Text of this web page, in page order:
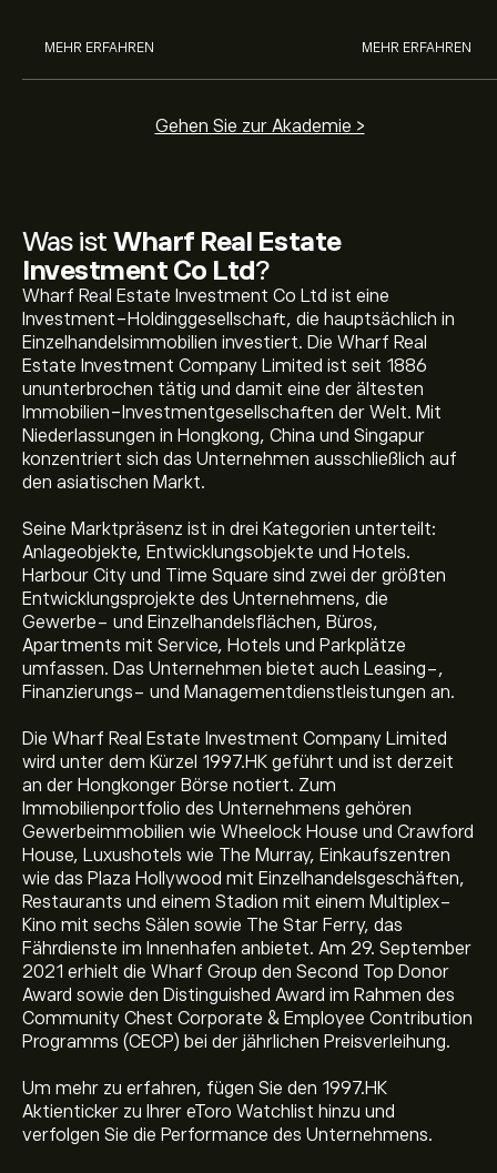
Was ist Wharf Real Estate
Investment Co Ltd?
Wharf Real Estate Investment Co Ltd ist eine
Investment-Holdinggesellschaft, die hauptsächlich in
Einzelhandelsimmobilien investiert. Die Wharf Real
Estate Investment Company Limited ist seit 1886
ununterbrochen tätig und damit eine der ältesten
Immobilien-Investmentgesellschaften der Welt. Mit
Niederlassungen in Hongkong, China und Singapur
konzentriert sich das Unternehmen ausschließlich auf
den asiatischen Markt.
Seine Marktpräsenz ist in drei Kategorien unterteilt:
Anlageobjekte, Entwicklungsobjekte und Hotels.
Harbour City und Time Square sind zwei der größten
Entwicklungsprojekte des Unternehmens, die
Gewerbe- und Einzelhandelsflächen, Büros,
Apartments mit Service, Hotels und Parkplätze
umfassen. Das Unternehmen bietet auch Leasing-,
Finanzierungs- und Managementdienstleistungen an.
Die Wharf Real Estate Investment Company Limited
wird unter dem Kürzel 1997.HK geführt und ist derzeit
an der Hongkonger Börse notiert. Zum
Immobilienportfolio des Unternehmens gehören
Gewerbeimmobilien wie Wheelock House und Crawford
House, Luxushotels wie The Murray, Einkaufszentren
wie das Plaza Hollywood mit Einzelhandelsgeschäften,
Restaurants und einem Stadion mit einem Multiplex-
Kino mit sechs Sälen sowie The Star Ferry, das
Fährdienste im Innenhafen anbietet. Am 29. September
2021 erhielt die Wharf Group den Second Top Donor
Award sowie den Distinguished Award im Rahmen des
Community Chest Corporate & Employee Contribution
Programms (CECP) bei der jährlichen Preisverleihung.
Um mehr zu erfahren, fügen Sie den 1997.HK
Aktienticker zu Ihrer eToro Watchlist hinzu und
verfolgen Sie die Performance des Unternehmens.
MEHR ERFAHREN MEHR ERFAHREN
Gehen Sie zur Akademie >
Aktueller 1997.HK Aktienkurs liegt bei 30.00‎$‎.